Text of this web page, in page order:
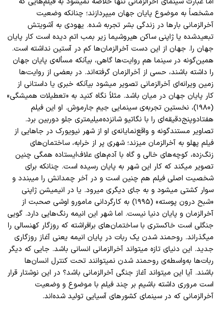
مشخصاً به موضوع پایان جهان میپردازند؛ چنانکه وضعیت
آخرالزمانی بارها در زندگی بشر تجربه شده. یهودی به آشویتش
تبعیدشده یا ژاپنی ساکن هیروشیما زیر بمب اتم دیده است کار پایان
جهان را. جهان از این دست آخرالزمانها کم در آستین نداشته است.
همینگونه در سینما هم روایتها گاهی، بیآنکه مسألهی پایان جهان
را داشته باشند، حسی از آخرالزمان گرفتهاند. در بعضی از روایتها
زمین ویرانهای آخرالزمانی تصویر میشود بیآنکه خبری یا داستانی از
کار پایان جهان در میان باشد. مثلاً نگاه کنید به «تعطیلات همیشگی»
(۱۹۸۰)، نخستین تجربه
ی سینمایی جیم جارموش. او این فیلم
هفتادوپنجدقیقهای را با نگاتیو شانزدهمیلیمتری جلو دوربین برد.
تصاویر مستندگونه و واقعنمایانهی او از شهر نیویورک در جاهایی از
فیلم پهلو به آخرالزمان میزند؛ شهری پر از خرابه، ساختمانهای
زنگزده، کوچههای خالی و گاه با آدمهای علافایستاده همگی چنین
تصویر میکند که کار این شهر به پایان رسیده است. چنانکه برای
شخصیت اصلی فیلم هم چنین است و در آخر چمدانش را میبندد و
سوار کشتی میشود و به جای دیگری میرود. یا در انیمیشن ژاپنی
«شبح درون پوسته» (۱۹۹۵) به کارگردانی مامورو اوشی صحبت از
آخرالزمان و پایان دنیا نیست. اما شهر این انیمه رنگهایی دارد. گویی
جنگلی است خاکستری با ساختمانهای برافراشته که روزگار کهنسالی را
میگذراند. روحمند شدن یک ربات در پایان انیمه یعنی آغاز روزگاری
جدید. این دنیای تازه میتواند آخرالزمانی انسانی باشد. جایی که دیگر
رباتها بهواسطهی روحمند شدن نمیتوانند تحت کنترل انسانها
باشند. آیا این میتواند آغاز جنگی آخرالزمانی باشد؟ در این نوشتار قرار
است مروری داشته باشیم بر چند فیلم با موضوع و وضعیت
آخرالزمانی که در سینمای کشورهای آسیایی تولید شدهاند.